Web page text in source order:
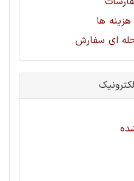
ها
ای سفارش